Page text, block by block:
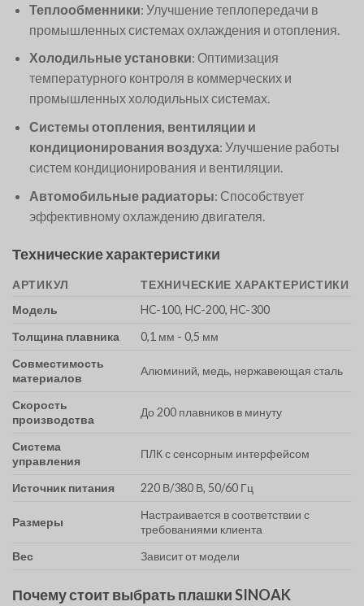
Теплообменники: Улучшение теплопередачи в
промышленных системах охлаждения и отопления.
Холодильные установки: Оптимизация
температурного контроля в коммерческих и
промышленных холодильных системах.
Системы отопления, вентиляции и
кондиционирования воздуха: Улучшение работы
систем кондиционирования и вентиляции.
Автомобильные радиаторы: Способствует
эффективному охлаждению двигателя.
Технические характеристики
АРТИКУЛ
ТЕХНИЧЕСКИЕ ХАРАКТЕРИСТИКИ
Модель
HC-100, HC-200, HC-300
Толщина плавника
0,1 мм - 0,5 мм
Совместимость
материалов
Алюминий, медь, нержавеющая сталь
Скорость
производства
До 200 плавников в минуту
Система
управления
ПЛК с сенсорным интерфейсом
Источник питания 220 В/380 В, 50/60 Гц
Размеры
Настраивается в соответствии с
требованиями клиента
Вес
Зависит от модели
Почему стоит выбрать плашки SINOAK